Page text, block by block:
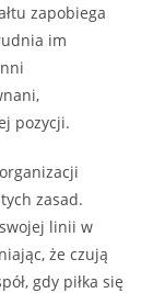
zapobiega
im
pozycji.
zasad.
linii w
że czują
gdy piłka się